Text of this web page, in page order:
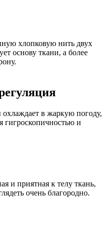
хлопковую нить двух
основу ткани, а более
в жаркую погоду,
гигроскопичностью и
и приятная к телу ткань,
очень благородно.